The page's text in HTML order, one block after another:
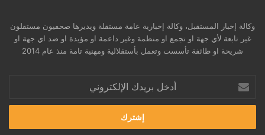
وكالة إخبار المستقبل، وكالة إخبارية عامة مستقلة ويديرها صحفيون مستقلون
غير تابعة لأي جهة او تجمع او منظمة وغير داعمة او مؤيدة او ضد اي جهة او
شريحة او طائفة تأسست وتعمل بأستقلالية ومهنية تامة منذ عام 2014
بريدك
الإلكتروني